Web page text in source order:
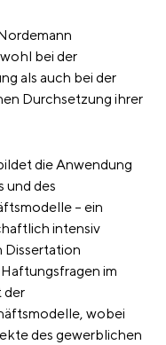
bei der
als auch bei der
Durchsetzung ihrer
die Anwendung
und des
– ein
intensiv
Dissertation
im
der
wobei
des gewerblichen